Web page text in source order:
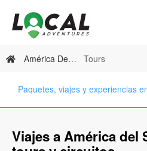
América Del Sur Tours
Paquetes, viajes y experiencias
Viajes a América del